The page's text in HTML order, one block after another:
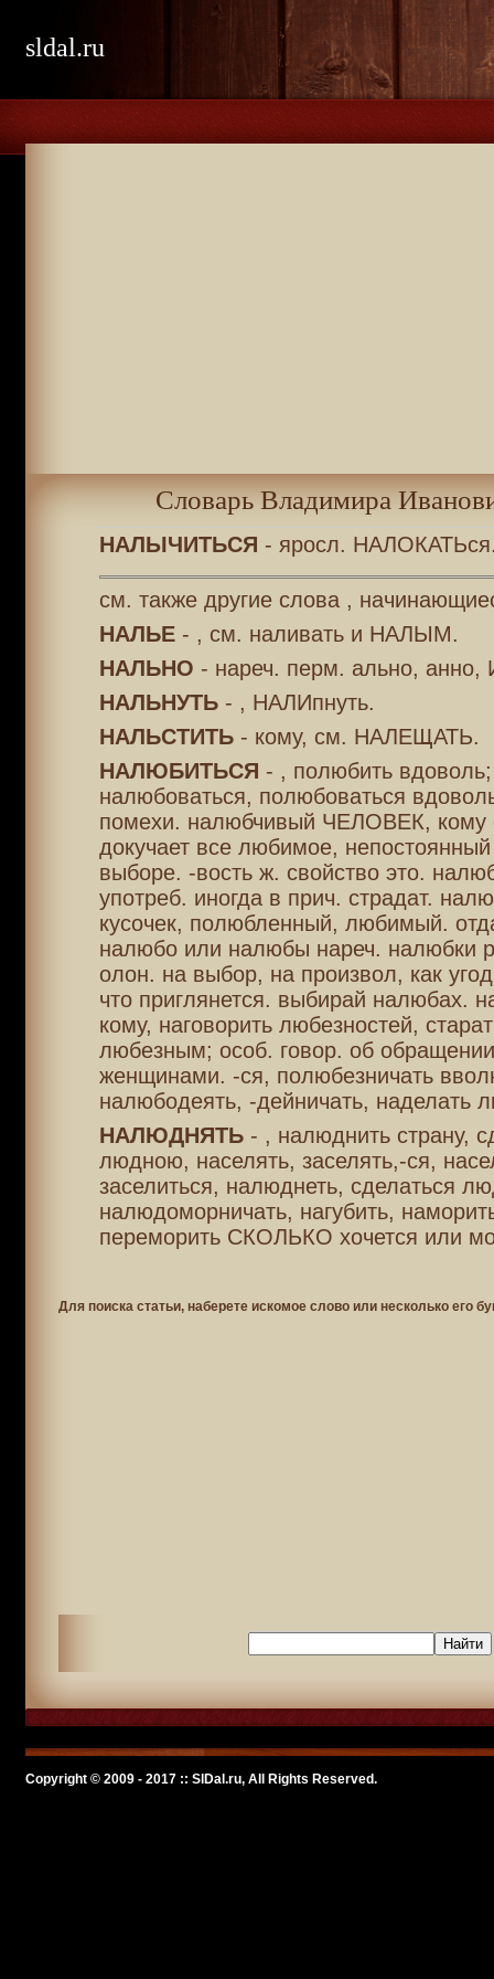
sldal.ru
Словарь Владимира
НАЛЫЧИТЬСЯ - яросл.
см. также другие слова ,
НАЛЬЕ- , см. наливать и НАЛЫМ.
НАЛЬНО - нареч. перм. ально,
НАЛЬНУТЬ- , НАЛИпнуть.
НАЛЬСТИТЬ- кому, см. НАЛЕЩАТЬ.
НАЛЮБИТЬСЯ - , полюбить вдоволь;
налюбоваться, полюбоваться
помехи. налюбчивый ЧЕЛОВЕК, кому
докучает все любимое,
выборе. -вость ж. свойство это.
употреб. иногда в прич. страдат.
кусочек, полюбленный, любимый.
налюбо или налюбы нареч. налюбки
олон. на выбор, на произвол, как
что приглянется. выбирай налюбах.
кому, наговорить любезностей,
любезным; особ. говор. об
женщинами. -ся, полюбезничать
налюбодеять, -дейничать, наделать
НАЛЮДНЯТЬ- , налюднить страну,
людною, населять, заселять,-ся,
заселиться, налюднеть, сделаться
налюдоморничать, нагубить,
переморить СКОЛЬКО хочется или
Для поиска статьи, наберете искомое слово или несколько его
Copyright © 2009 - 2017 :: SlDal.ru, All Rights Reserved.